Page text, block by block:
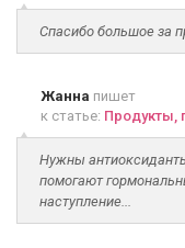
Спасибо большое за
Жанна пишет
к статье: Продукты,
Нужны
помогают
наступление...